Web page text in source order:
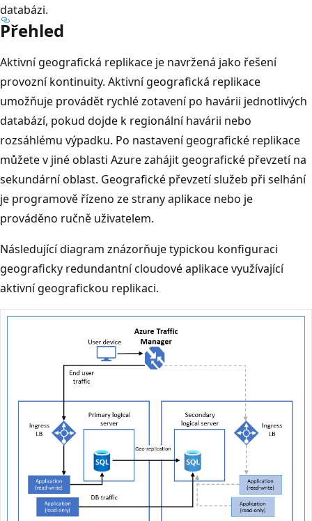
databázi.
Přehled
Aktivní geografická replikace je navržená jako řešení
provozní kontinuity. Aktivní geografická replikace
umožňuje provádět rychlé zotavení po havárii jednotlivých
databází, pokud dojde k regionální havárii nebo
rozsáhlému výpadku. Po nastavení geografické replikace
můžete v jiné oblasti Azure zahájit geografické převzetí na
sekundární oblast. Geografické převzetí služeb při selhání
je programově řízeno ze strany aplikace nebo je
prováděno ručně uživatelem.
Následující diagram znázorňuje typickou konfiguraci
geograficky redundantní cloudové aplikace využívající
aktivní geografickou replikaci.